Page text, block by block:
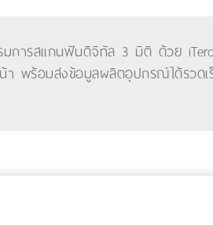
ารสแกนฟันดิจิทัล 3 มิติ ด้วย
า พร้อมส่งข้อมูลผลิตอุปกรณ์ได้รว